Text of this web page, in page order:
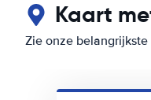
Kaart
Zie onze